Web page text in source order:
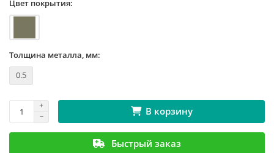
Цвет покрытия:
Толщина металла, мм:
0.5
В корзину
Быстрый заказ